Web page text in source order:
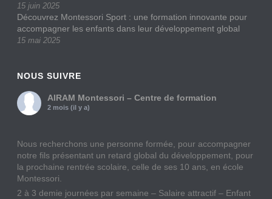
15 juin 2025
Découvrez Montessori Sport : une formation innovante pour
accompagner les enfants dans leur développement global
15 mai 2025
NOUS SUIVRE
AIRAM Montessori – Centre de formation
2 mois (il y a)
Nous recherchons une personne formée, pour accompagner
notre fils présentant un retard global du développement, pour
la prochaine rentrée scolaire, celle de ses 10 ans, en école
Montessori.
2 à 3 demie journées par semaine – Salaire attractif – Enfant